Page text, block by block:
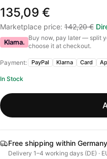
135,09 €
Marketplace price: 142,20 €
Klarna. Buy now, pay later — split
choose it at checkout.
Payment: PayPal Klarna Card
In Stock
Free shipping within Germany
Delivery 1–4 working days (DE) ·